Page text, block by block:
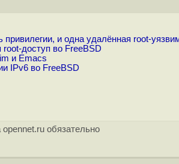
и одна удалённая root-
доступ во FreeBSD
и Emacs
IPv6 во FreeBSD
обязательно